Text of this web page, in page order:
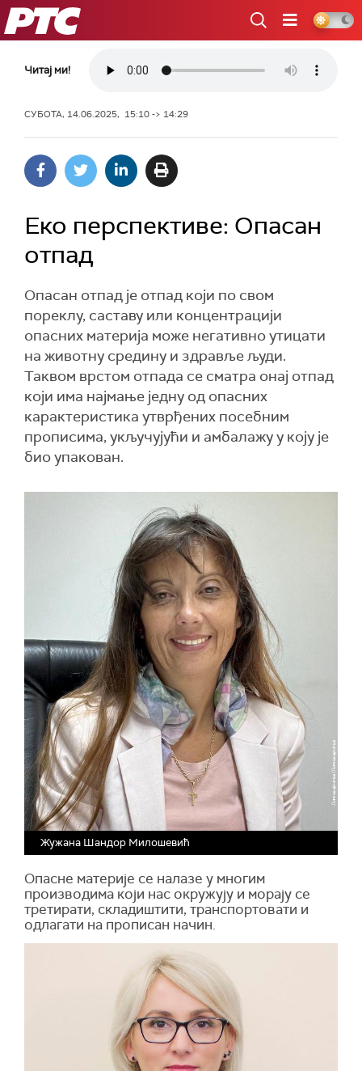
РТС
Читај ми!
СУБОТА, 14.06.2025, 15:10 -> 14:29
Еко перспективе: Опасан
отпад
Опасан отпад је отпад који по свом
пореклу, саставу или концентрацији
опасних материја може негативно утицати
на животну средину и здравље људи.
Таквом врстом отпада се сматра онај отпад
који има најмање једну од опасних
карактеристика утврђених посебним
прописима, укључујући и амбалажу у коју је
био упакован.
Жужана Шандор Милошевић
Опасне материје се налазе у многим
производима који нас окружују и морају се
третирати, складиштити, транспортовати и
одлагати на прописан начин.